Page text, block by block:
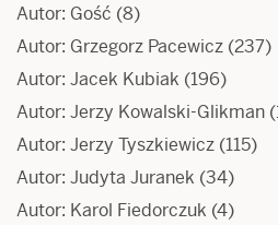
Autor: Gość (8)
Autor: Grzegorz Pacewicz (237)
Autor: Jacek Kubiak (196)
Autor: Jerzy Kowalski-Glikman
Autor: Jerzy Tyszkiewicz (115)
Autor: Judyta Juranek (34)
Autor: Karol Fiedorczuk (4)